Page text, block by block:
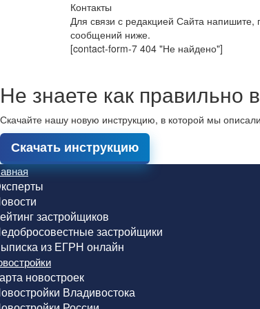
Контакты
Для связи с редакцией Сайта напишите,
сообщений ниже.
[contact-form-7 404 "Не найдено"]
Не знаете как правильно
Скачайте нашу новую инструкцию, в которой мы
Скачать инструкцию
застройщиков
застройщики
из ЕГРН онлайн
новостроек
Владивостока